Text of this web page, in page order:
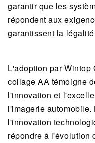
garantir que les
répondent aux
garantissent la
L'adoption par
collage AA témoigne
l'innovation et
l'imagerie
l'innovation
répondre à l'évolution